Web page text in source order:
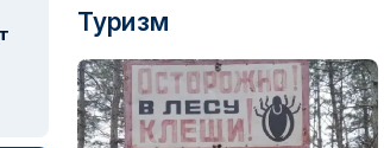
Туризм